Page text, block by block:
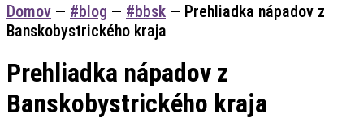
Domov — #blog — #bbsk — Prehliadka nápadov z
Banskobystrického kraja
Prehliadka nápadov z
Banskobystrického kraja